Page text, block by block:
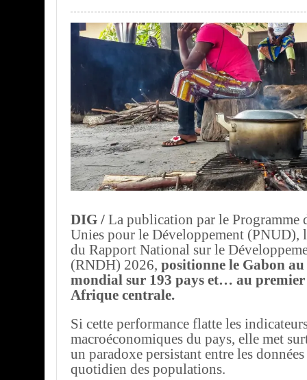
DIG / La publication par le Programme
Unies pour le Développement (PNUD),
du Rapport National sur le
(RNDH) 2026, positionne le Gabon au
mondial sur 193 pays et… au premier
Afrique centrale.
Si cette performance flatte les
macroéconomiques du pays, elle met
un paradoxe persistant entre les
quotidien des populations.